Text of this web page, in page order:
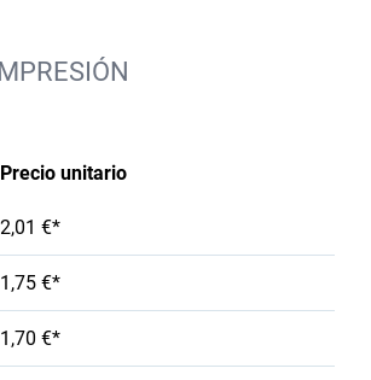
Precio unitario
2,01 €*
1,75 €*
1,70 €*